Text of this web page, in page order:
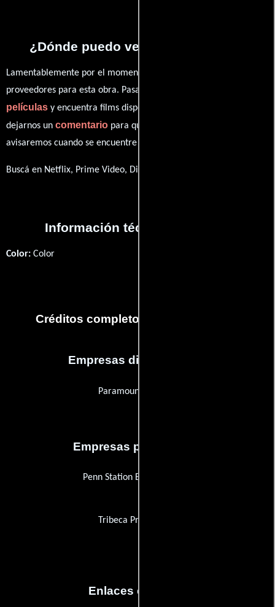
¿Dónde puedo ver la películas 36?
Lamentablemente por el momento no contamos con enlaces a
proveedores para esta obra. Pasa por nuestro catálogo de
películas y encuentra films disponibles. También puedes
dejarnos un comentario para que le demos prioridad y te
avisaremos cuando se encuentre disponible
Buscá en Netflix, Prime Video, Disney+
Información técnica y general
Color: Color
Créditos completos de la película 36
Empresas distribuidoras
Paramount Pictures
Empresas productoras
Penn Station Entertainment
Tribeca Productions
Enlaces externos